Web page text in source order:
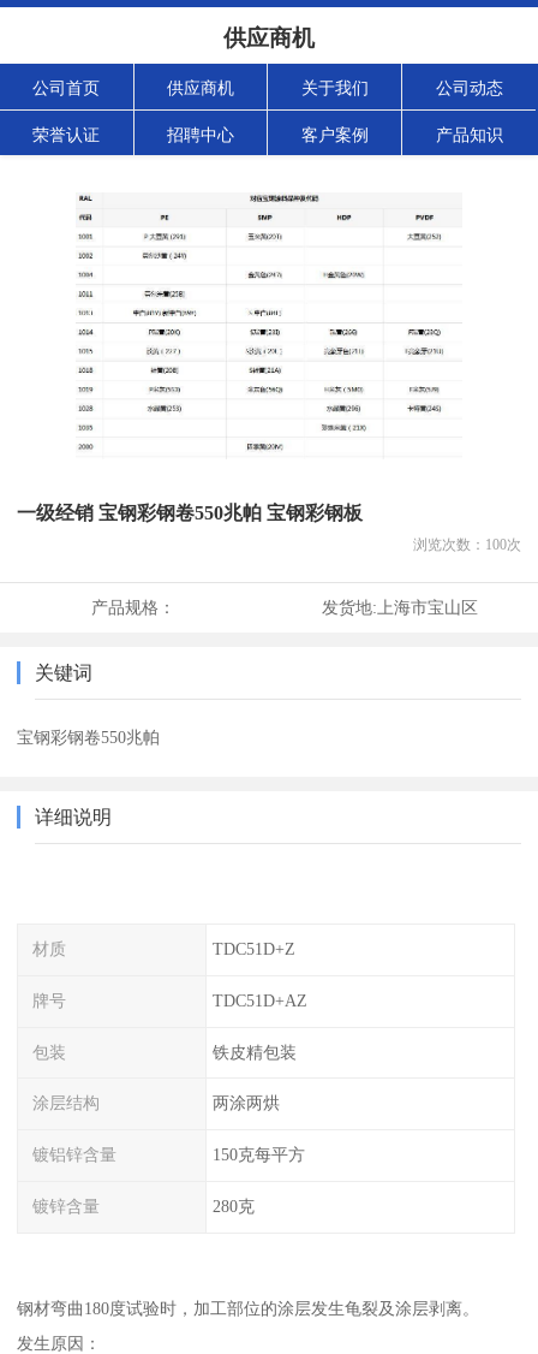
供应商机
公司首页 供应商机 关于我们 公司动态
荣誉认证 招聘中心 客户案例 产品知识
一级经销 宝钢彩钢卷550兆帕 宝钢彩钢板
浏览次数： 100次
产品规格： 发货地: 上海市宝山区
关键词
宝钢彩钢卷550兆帕
详细说明
材质 TDC51D+Z
牌号 TDC51D+AZ
包装 铁皮精包装
涂层结构 两涂两烘
镀铝锌含量 150克每平方
镀锌含量 280克
钢材弯曲180度试验时，加工部位的涂层发生龟裂及涂层剥离。
发生原因：